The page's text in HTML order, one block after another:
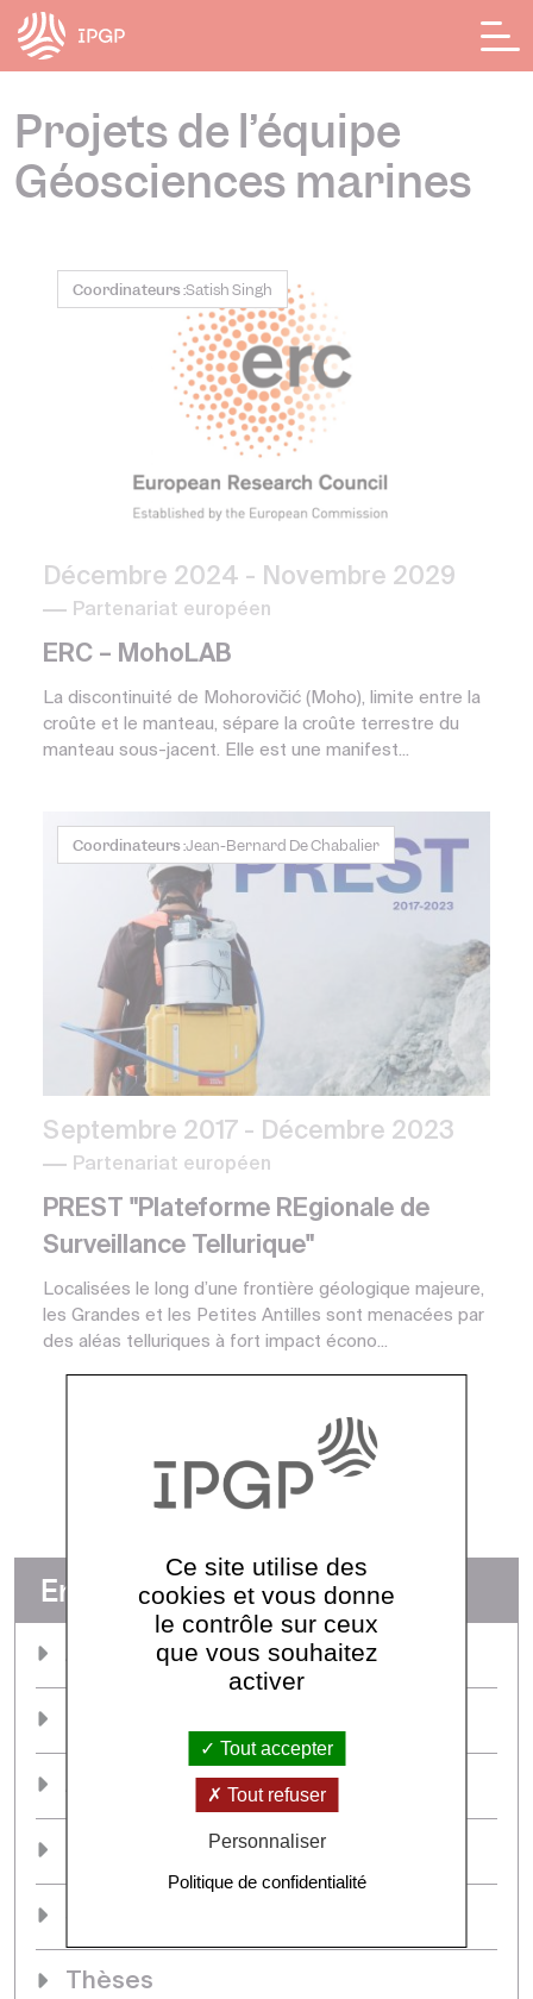
Projets de l’équipe
Géosciences marines
Coordinateurs :Satish Singh
Décembre 2024 - Novembre 2029
Partenariat européen
ERC – MohoLAB
La discontinuité de Mohorovičić (Moho), limite entre la
croûte et le manteau, sépare la croûte terrestre du
manteau sous-jacent. Elle est une manifest...
Coordinateurs :Jean-Bernard De Chabalier
Septembre 2017 - Décembre 2023
Partenariat européen
PREST "Plateforme REgionale de
Surveillance Tellurique"
Localisées le long d’une frontière géologique majeure,
les Grandes et les Petites Antilles sont menacées par
des aléas telluriques à fort impact écono...
En détails
Thèses
Panneau de gestion des cookies
Ce site utilise des
cookies et vous donne
le contrôle sur ceux
que vous souhaitez
activer
Tout accepter
Tout refuser
Personnaliser
Politique de confidentialité